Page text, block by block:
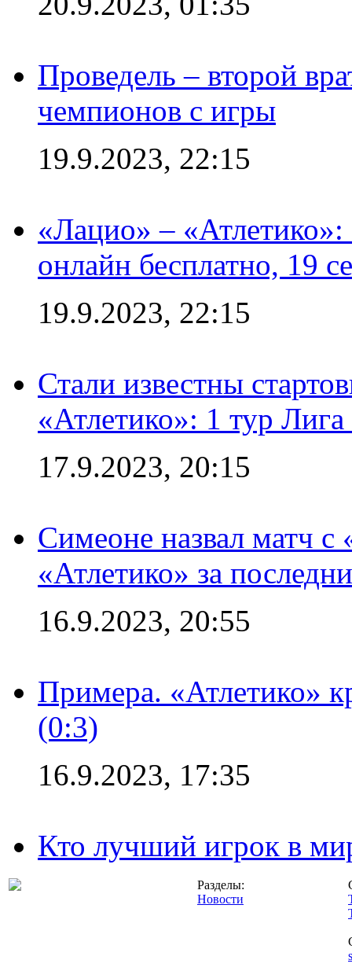
Проведель – второй
чемпионов с игры
19.9.2023, 22:15
«Лацио» –
онлайн бесплатно, 19
19.9.2023, 22:15
Стали известны
«Атлетико»: 1 тур
17.9.2023, 20:15
Симеоне назвал матч
«Атлетико» за
16.9.2023, 20:55
Примера. «Атлетико»
(0:3)
16.9.2023, 17:35
Кто лучший игрок в
Разделы:
Новости